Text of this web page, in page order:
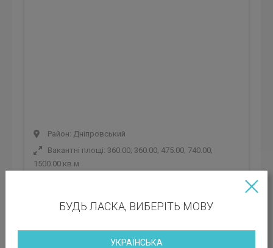
Район: Дніпровський
Вакантні площі: 360.00; 360.00; 475.00; 740.00;
1500.00 кв.м
Орендна ставка: 445 грн
БУДЬ ЛАСКА, ВИБЕРІТЬ МОВУ
УКРАЇНСЬКА